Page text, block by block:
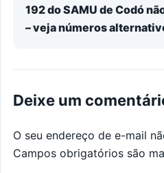
192 do SAMU de Codó
– veja números
Deixe um
O seu endereço de e-mail
Campos obrigatórios são